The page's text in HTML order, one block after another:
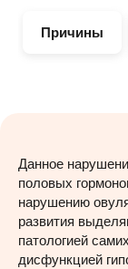
Причины
Данное
половых
нарушению
развития
патологией
дисфункцией